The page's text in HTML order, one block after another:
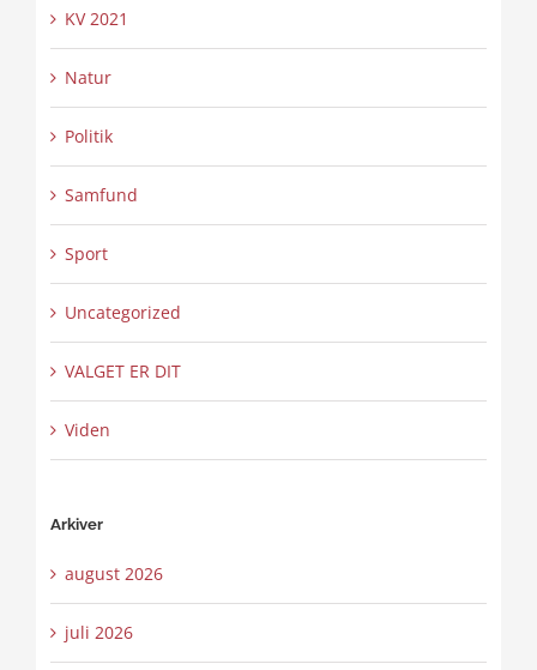
KV 2021
Natur
Politik
Samfund
Sport
Uncategorized
VALGET ER DIT
Viden
Arkiver
august 2026
juli 2026